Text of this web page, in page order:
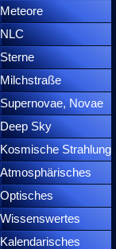
Meteore
NLC
Sterne
Milchstraße
Supernovae, Novae
Deep Sky
Kosmische Strahlung
Atmosphärisches
Optisches
Wissenswertes
Kalendarisches